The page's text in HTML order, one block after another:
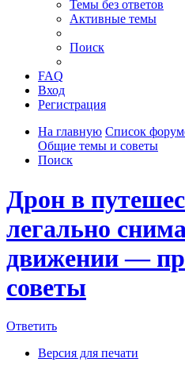
Темы без ответов
Активные темы
Поиск
FAQ
Вход
Регистрация
На главную Список
Общие темы и советы
Поиск
Дрон в
легально
движении —
советы
Ответить
Версия для печати